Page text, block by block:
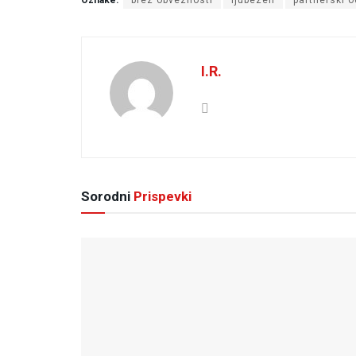
I.R.
Sorodni Prispevki